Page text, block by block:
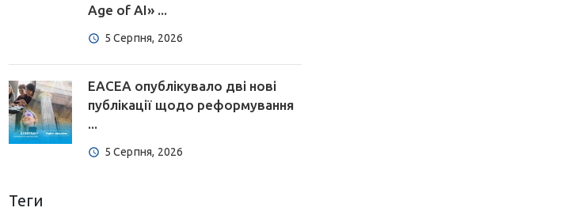
Age of AI» ...
5 Серпня, 2026
EACEA опублікувало дві нові
публікації щодо реформування
...
5 Серпня, 2026
Теги